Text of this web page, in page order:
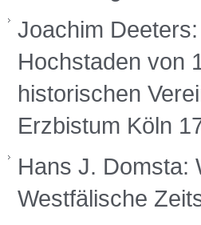
Joachim
Hochstaden von
historischen
Erzbistum Köln
Hans J. Domsta:
Westfälische